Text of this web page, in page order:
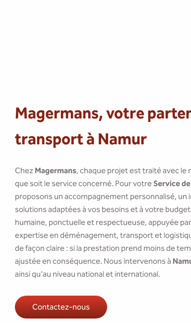
Magermans, votre
transport à Namur
Chez Magermans, chaque projet est traité avec le
que soit le service concerné. Pour votreService
proposons un accompagnement personnalisé,
solutions adaptées à vos besoins et à votre
humaine, ponctuelle et respectueuse, appuyée
expertise en déménagement, transport et
de façon claire : si la prestation prend moins de
ajustée en conséquence. Nous intervenons à
ainsi qu'au niveau national et international.
Contactez-nous